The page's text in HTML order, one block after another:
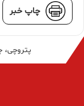
چاپ خبر